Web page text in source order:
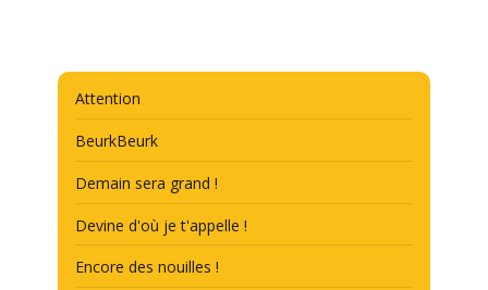
Attention
BeurkBeurk
Demain sera grand !
Devine d'où je t'appelle !
Encore des nouilles !